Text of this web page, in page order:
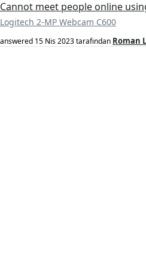
Cannot meet people online
Logitech 2-MP Webcam C600
answered 15 Nis 2023tarafından Roman